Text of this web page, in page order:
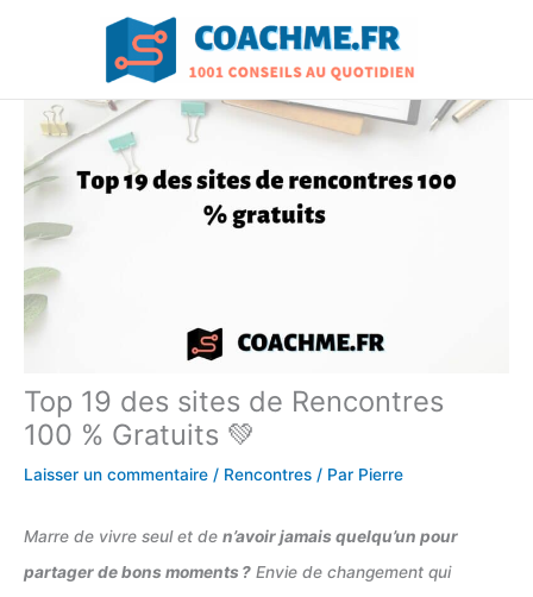
Top 19 des sites de Rencontres
100 % Gratuits 💚
Laisser un commentaire / Rencontres / Par Pierre
Marre de vivre seul et de n’avoir jamais quelqu’un pour
partager de bons moments ? Envie de changement qui